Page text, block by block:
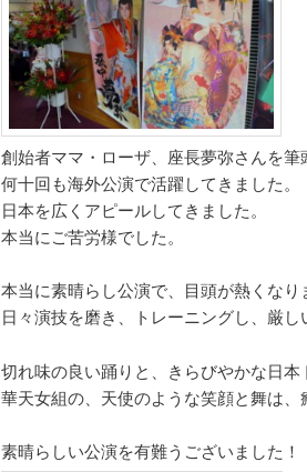
創始者ママ・ローザ、座長夢弥さんを筆
何十回も海外公演で活躍してきました。
日本を広くアピールしてきました。
本当にご苦労様でした。
本当に素晴らし公演で、目頭が熱くなり
日々演技を磨き、トレーニングし、厳し
切れ味の良い踊りと、きらびやかな日本
華天女組の、天使のような笑顔と舞は、
素晴らしい公演を有難うございました！